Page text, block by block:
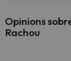
Opinions
Rachou